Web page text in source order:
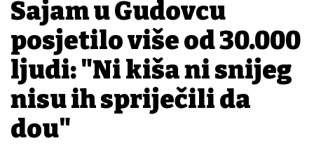
Sajam u Gudovcu
posjetilo više od 30.000
ljudi: "Ni kiša ni snijeg
nisu ih spriječili da
dođu"